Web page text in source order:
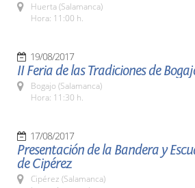
Huerta (Salamanca)
Hora: 11:00 h.
19/08/2017
II Feria de las Tradiciones de
Bogajo (Salamanca)
Hora: 11:30 h.
17/08/2017
Presentación de la Bandera y
de Cipérez
Cipérez (Salamanca)